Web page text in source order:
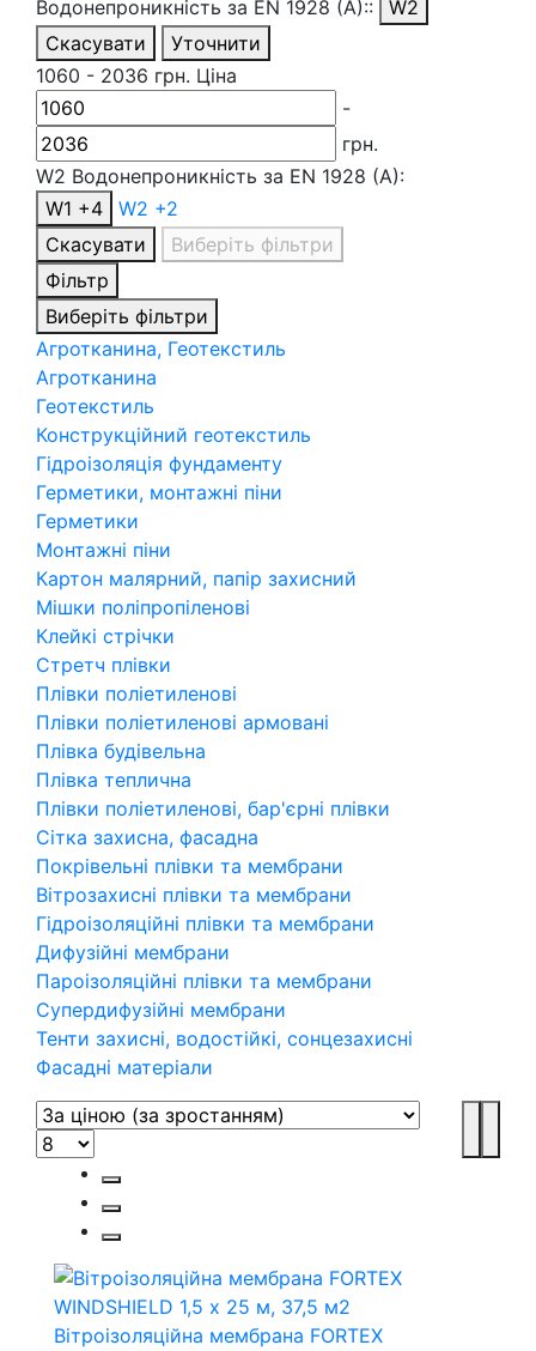
Водонепроникність за EN 1928 (A)::
W2
Скасувати
Уточнити
1060 - 2036 грн. Ціна
-
грн.
W2 Водонепроникність за EN 1928 (A):
W1 +4 W2 +2
Скасувати
Виберіть фільтри
Фільтр
Виберіть фільтри
Агротканина, Геотекстиль
Агротканина
Геотекстиль
Конструкційний геотекстиль
Гідроізоляція фундаменту
Герметики, монтажні піни
Герметики
Монтажні піни
Картон малярний, папір захисний
Мішки поліпропіленові
Клейкі стрічки
Стретч плівки
Плівки поліетиленові
Плівки поліетиленові армовані
Плівка будівельна
Плівка теплична
Плівки поліетиленові, бар'єрні плівки
Сітка захисна, фасадна
Покрівельні плівки та мембрани
Вітрозахисні плівки та мембрани
Гідроізоляційні плівки та мембрани
Дифузійні мембрани
Пароізоляційні плівки та мембрани
Супердифузійні мембрани
Тенти захисні, водостійкі, сонцезахисні
Фасадні матеріали
Вітроізоляційна мембрана FORTEX